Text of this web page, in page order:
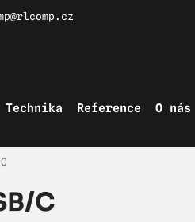
Technika Reference O nás
C